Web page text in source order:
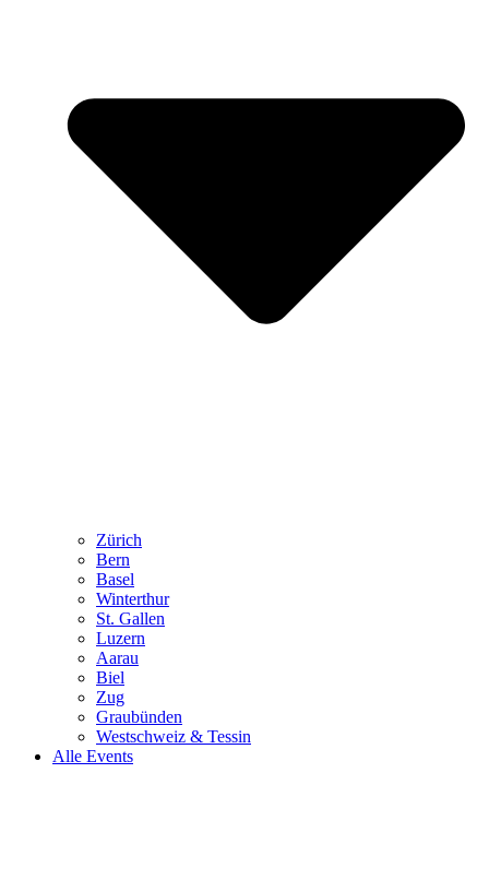
Zürich
Bern
Basel
Winterthur
St. Gallen
Luzern
Aarau
Biel
Zug
Graubünden
Westschweiz & Tessin
Alle Events